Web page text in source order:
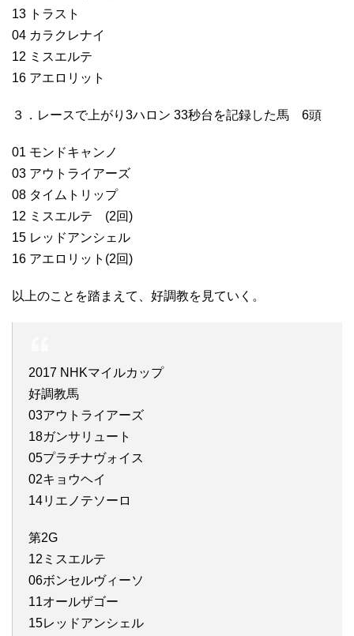
13 トラスト
04 カラクレナイ
12 ミスエルテ
16 アエロリット
３．レースで上がり3ハロン 33秒台を記録した馬 6頭
01 モンドキャンノ
03 アウトライアーズ
08 タイムトリップ
12 ミスエルテ (2回)
15 レッドアンシェル
16 アエロリット(2回)
以上のことを踏まえて、好調教を見ていく。
2017 NHKマイルカップ
好調教馬
03アウトライアーズ
18ガンサリュート
05プラチナヴォイス
02キョウヘイ
14リエノテソーロ
第2G
12ミスエルテ
06ボンセルヴィーソ
11オールザゴー
15レッドアンシェル